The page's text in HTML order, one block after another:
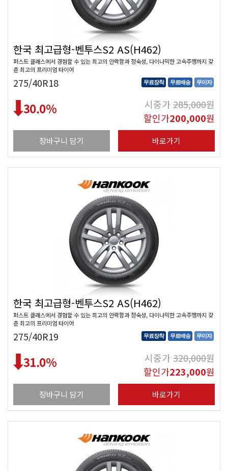
한국 최고급형-벤투스S2 AS(H462)
퍼스트 클래스에서 경험할 수 있는 최고의 안락함과 정숙성, 다이나믹한 고속주행까지 갖
춘 최고의 프리미엄 타이어
275/40R18 무료장착 무료배송 무이자
30.0% 시중가285,000원
할인가200,000원
장바구니 담기 바로가기
한국 최고급형-벤투스S2 AS(H462)
퍼스트 클래스에서 경험할 수 있는 최고의 안락함과 정숙성, 다이나믹한 고속주행까지 갖
춘 최고의 프리미엄 타이어
275/40R19 무료장착 무료배송 무이자
31.0% 시중가320,000원
할인가223,000원
장바구니 담기 바로가기